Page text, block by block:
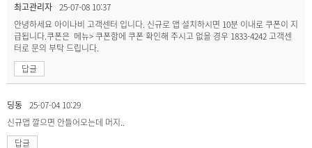
최고관리자 25-07-08 10:37
안녕하세요 아이나비 고객센터 입니다. 신규로 앱 설치하시면 10분 이내로 쿠폰이 지
급됩니다.쿠폰은 메뉴> 쿠폰함에 쿠폰 확인해 주시고 없을 경우 1833-4242 고객센
터로 문의 부탁 드립니다.
답글
딩동 25-07-04 10:29
신규앱 깔으면 안들어오는데 머지..
답글